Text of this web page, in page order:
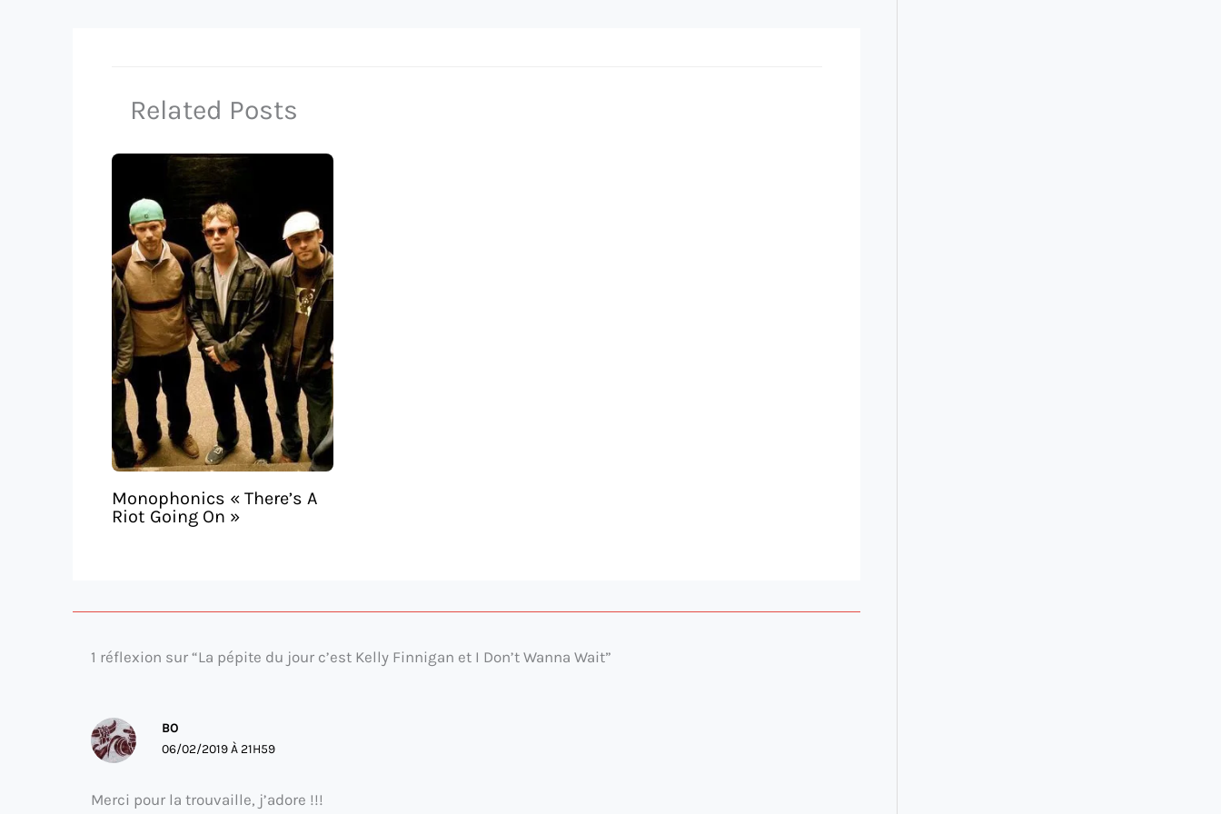
Related Posts
Monophonics « There’s A
Riot Going On »
1 réflexion sur “La pépite du jour c’est Kelly Finnigan et I Don’t Wanna Wait”
BO
06/02/2019 À 21H59
Merci pour la trouvaille, j’adore !!!